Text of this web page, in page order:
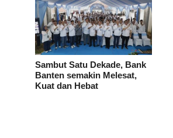
Sambut Satu Dekade, Bank
Banten semakin Melesat,
Kuat dan Hebat